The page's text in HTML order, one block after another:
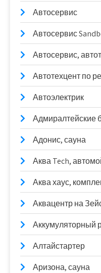
Автосервис
Автосервис
Автосервис,
Автотехцент по
Автоэлектрик
Адмиралтейские
Адонис, сауна
Аква Tech,
Аква хаус,
Аквацентр на
Аккумуляторный
Алтайстартер
Аризона, сауна